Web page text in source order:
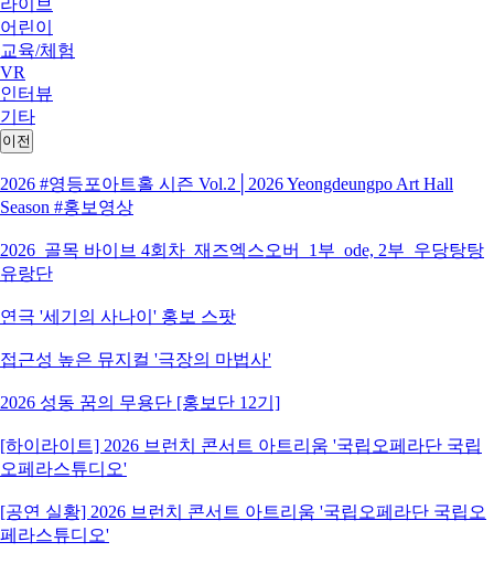
라이브
어린이
교육/체험
VR
인터뷰
기타
이전
2026 #영등포아트홀 시즌 Vol.2│2026 Yeongdeungpo Art Hall
Season #홍보영상
2026_골목 바이브 4회차_재즈엑스오버_1부_ode, 2부_우당탕탕
유랑단
연극 '세기의 사나이' 홍보 스팟
접근성 높은 뮤지컬 '극장의 마법사'
2026 성동 꿈의 무용단 [홍보단 12기]
[하이라이트] 2026 브런치 콘서트 아트리움 '국립오페라단 국립
오페라스튜디오'
[공연 실황] 2026 브런치 콘서트 아트리움 '국립오페라단 국립오
페라스튜디오'